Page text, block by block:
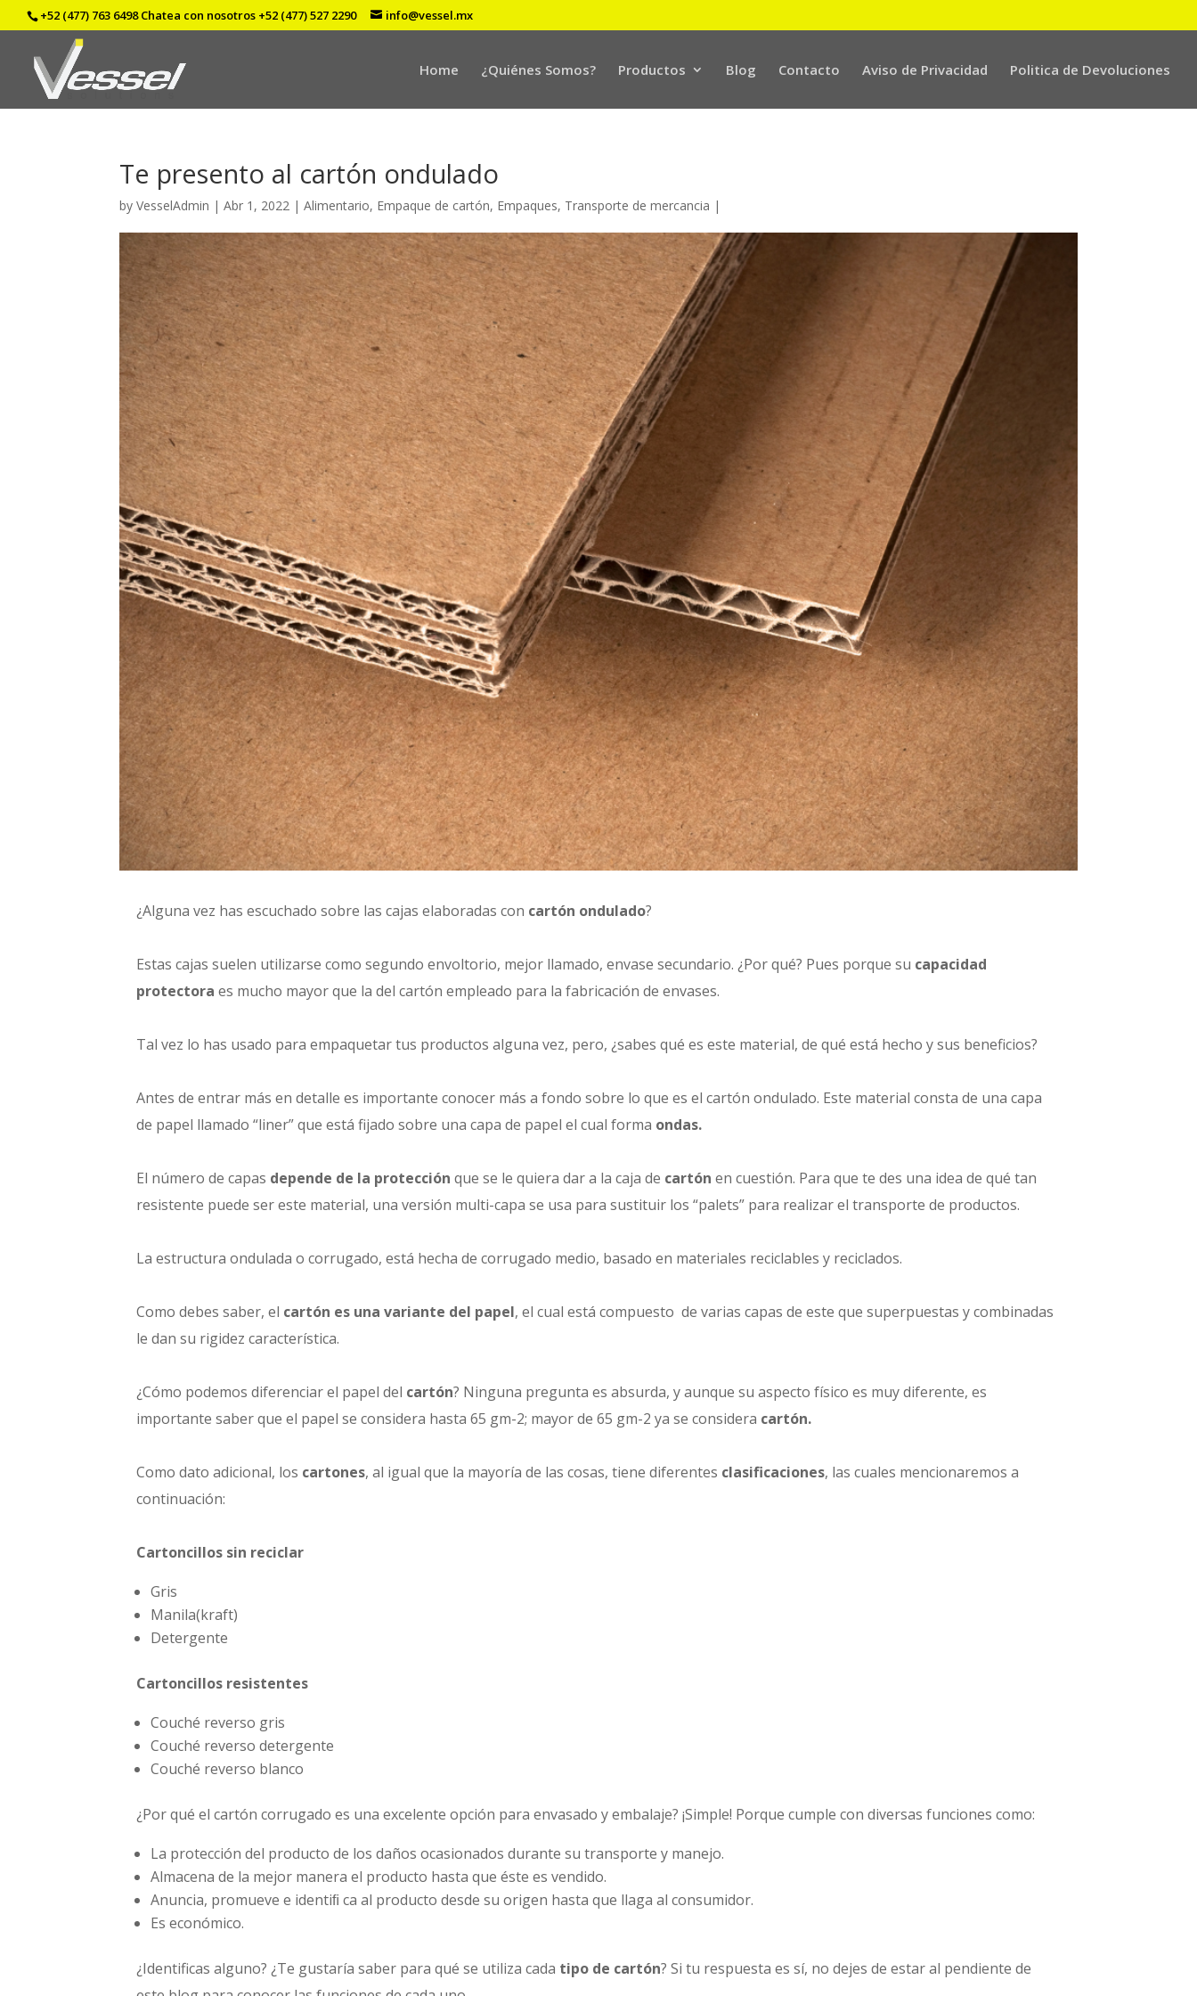
+52 (477) 763 6498Chatea con nosotros +52 (477) 527 2290 info@vessel.mx
Home ¿Quiénes Somos? Productos Blog Contacto Aviso de Privacidad Politica de Devoluciones
Te presento al cartón ondulado
byVesselAdmin |Abr 1, 2022 |Alimentario, Empaque de cartón, Empaques, Transporte de mercancia |
¿Alguna vez has escuchado sobre las cajas elaboradas con cartón ondulado?
Estas cajas suelen utilizarse como segundo envoltorio, mejor llamado, envase secundario. ¿Por qué? Pues porque su capacidad
protectora es mucho mayor que la del cartón empleado para la fabricación de envases.
Tal vez lo has usado para empaquetar tus productos alguna vez, pero, ¿sabes qué es este material, de qué está hecho y sus beneficios?
Antes de entrar más en detalle es importante conocer más a fondo sobre lo que es el cartón ondulado. Este material consta de una capa
de papel llamado “liner” que está fijado sobre una capa de papel el cual forma ondas.
El número de capas depende de la protección que se le quiera dar a la caja de cartón en cuestión. Para que te des una idea de qué tan
resistente puede ser este material, una versión multi-capa se usa para sustituir los “palets” para realizar el transporte de productos.
La estructura ondulada o corrugado, está hecha de corrugado medio, basado en materiales reciclables y reciclados.
Como debes saber, el cartón es una variante del papel, el cual está compuesto de varias capas de este que superpuestas y combinadas
le dan su rigidez característica.
¿Cómo podemos diferenciar el papel del cartón? Ninguna pregunta es absurda, y aunque su aspecto físico es muy diferente, es
importante saber que el papel se considera hasta 65 gm-2; mayor de 65 gm-2 ya se considera cartón.
Como dato adicional, los cartones, al igual que la mayoría de las cosas, tiene diferentes clasificaciones, las cuales mencionaremos a
continuación:
Cartoncillos sin reciclar
Gris
Manila(kraft)
Detergente
Cartoncillos resistentes
Couché reverso gris
Couché reverso detergente
Couché reverso blanco
¿Por qué el cartón corrugado es una excelente opción para envasado y embalaje? ¡Simple! Porque cumple con diversas funciones como:
La protección del producto de los daños ocasionados durante su transporte y manejo.
Almacena de la mejor manera el producto hasta que éste es vendido.
Anuncia, promueve e identiﬁ ca al producto desde su origen hasta que llaga al consumidor.
Es económico.
¿Identificas alguno? ¿Te gustaría saber para qué se utiliza cada tipo de cartón? Si tu respuesta es sí, no dejes de estar al pendiente de